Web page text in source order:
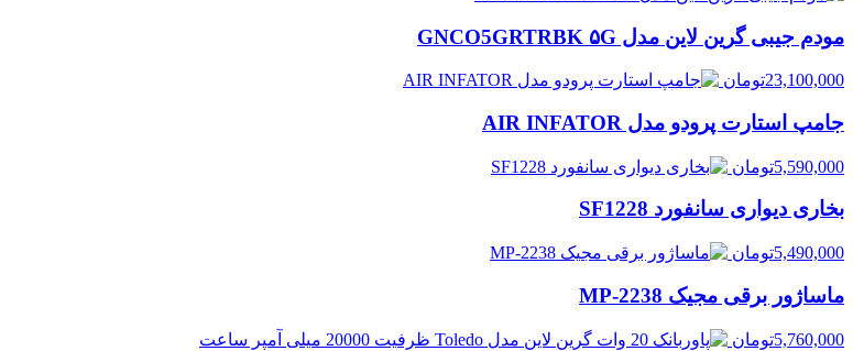
مودم جیبی گرین لاین مدل GNCO5GRTRBK ۵G
23,100,000تومان
جامپ استارت پرودو مدل AIR INFATOR
5,590,000تومان
بخاری دیواری سانفورد SF1228
5,490,000تومان
ماساژور برقی مجیک MP-2238
5,760,000تومان